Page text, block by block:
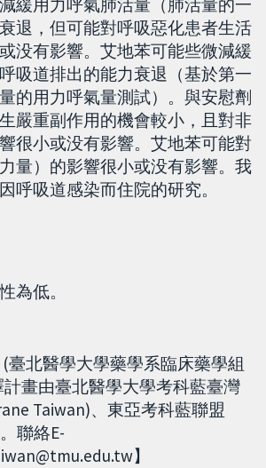
退，但可能對呼吸惡化患者生活
没有影響。艾地苯可能些微減緩
吸道排出的能力衰退（基於第一
的用力呼氣量測試）。與安慰劑
嚴重副作用的機會較小，且對非
很小或没有影響。艾地苯可能對
量）的影響很小或没有影響。我
呼吸道感染而住院的研究。
為低。
臺北醫學大學藥學系臨床藥學組
畫由臺北醫學大學考科藍臺灣
Taiwan)、東亞考科藍聯盟
聯絡E-
】